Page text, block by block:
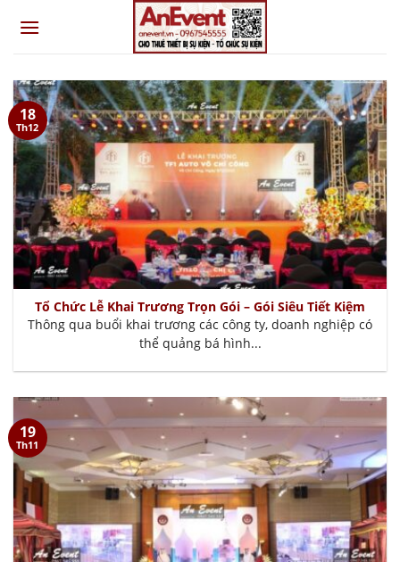
Tổ Chức Lễ Khai Trương Trọn Gói – Gói Siêu Tiết Kiệm
Thông qua buổi khai trương các công ty, doanh nghiệp có
thể quảng bá hình...
18
Th12
19
Th11